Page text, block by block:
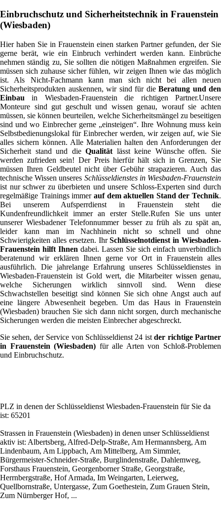
Einbruchschutz und Sicherheitstechnik in Frauenstein
(Wiesbaden)
Hier haben Sie in Frauenstein einen starken Partner gefunden, der Sie
gerne berät, wie ein Einbruch verhindert werden kann. Einbrüche
nehmen ständig zu, Sie sollten die nötigen Maßnahmen ergreifen. Sie
müssen sich zuhause sicher fühlen, wir zeigen Ihnen wie das möglich
ist. Als Nicht-Fachmann kann man sich nicht bei allen neuen
Sicherheitsprodukten auskennen, wir sind für die Beratung und den
Einbau in Wiesbaden-Frauenstein die richtigen Partner.Unsere
Monteure sind gut geschult und wissen genau, worauf sie achten
müssen, sie können beurteilen, welche Sicherheitsmängel zu beseitigen
sind und wo Einbrecher gerne „einsteigen“. Ihre Wohnung muss kein
Selbstbedienungslokal für Einbrecher werden, wir zeigen auf, wie Sie
alles sichern können. Alle Materialien halten den Anforderungen der
Sicherheit stand und dieQualität lässt keine Wünsche offen. Sie
werden zufrieden sein! Der Preis hierfür hält sich in Grenzen, Sie
müssen Ihren Geldbeutel nicht über Gebühr strapazieren. Auch das
technische Wissen unseres Schlüsseldienstes in Wiesbaden-Frauenstein
ist nur schwer zu überbieten und unsere Schloss-Experten sind durch
regelmäßige Trainings immer auf dem aktuellen Stand der Technik.
Bei unserem Aufsperrdienst in Frauenstein steht die
Kundenfreundlichkeit immer an erster Stelle.Rufen Sie uns unter
unserer Wiesbadener Telefonnummer besser zu früh als zu spät an,
leider kann man im Nachhinein nicht so schnell und ohne
Schwierigkeiten alles ersetzen. IhrSchlüsselnotdienst in Wiesbaden-
Frauenstein hilft Ihnen dabei. Lassen Sie sich einfach unverbindlich
beratenund wir erklären Ihnen gerne vor Ort in Frauenstein alles
ausführlich. Die jahrelange Erfahrung unseres Schlüsseldienstes in
Wiesbaden-Frauenstein ist Gold wert, die Mitarbeiter wissen genau,
welche Sicherungen wirklich sinnvoll sind. Wenn diese
Schwachstellen beseitigt sind können Sie sich ohne Angst auch auf
eine längere Abwesenheit begeben. Um das Haus in Frauenstein
(Wiesbaden) brauchen Sie sich dann nicht sorgen, durch mechanische
Sicherungen werden die meisten Einbrecher abgeschreckt.
Sie sehen, der Service von Schlüsseldienst 24 istder richtige Partner
in Frauenstein (Wiesbaden) für alle Arten von Schloß-Problemen
und Einbruchschutz.
PLZ in denen der Schlüsseldienst Wiesbaden-Frauenstein für Sie da
ist: 65201
Strassen in Frauenstein (Wiesbaden) in denen unser Schlüsseldienst
aktiv ist: Albertsberg, Alfred-Delp-Straße, Am Hermannsberg, Am
Lindenbaum, Am Lippbach, Am Mittelberg, Am Simmler,
Bürgermeister-Schneider-Straße, Burglindenstraße, Dahlemweg,
Forsthaus Frauenstein, Georgenborner Straße, Georgstraße,
Herrnbergstraße, Hof Armada, Im Weingarten, Leierweg,
Quellbornstraße, Untergasse, Zum Goethestein, Zum Grauen Stein,
Zum Nürnberger Hof, ...